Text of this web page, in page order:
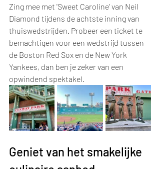
Zing mee met 'Sweet Caroline' van Neil
Diamond tijdens de achtste inning van
thuiswedstrijden. Probeer een ticket te
bemachtigen voor een wedstrijd tussen
de Boston Red Sox en de New York
Yankees, dan ben je zeker van een
opwindend spektakel.
Geniet van het smakelijke